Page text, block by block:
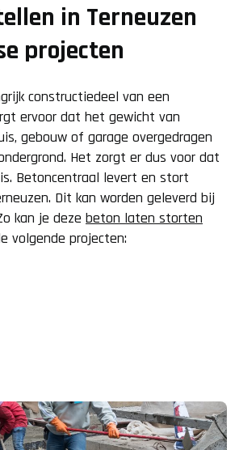
in Terneuzen
projecten
constructiedeel van een
ervoor dat het gewicht van
gebouw of garage overgedragen
Het zorgt er dus voor dat
Betoncentraal levert en stort
Dit kan worden geleverd bij
kan je deze beton laten storten
volgende projecten: